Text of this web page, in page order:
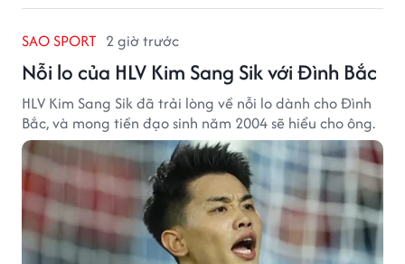
SAO SPORT 2 giờ trước
Nỗi lo của HLV Kim Sang Sik với Đình Bắc
HLV Kim Sang Sik đã trải lòng về nỗi lo dành cho Đình
Bắc, và mong tiền đạo sinh năm 2004 sẽ hiểu cho ông.